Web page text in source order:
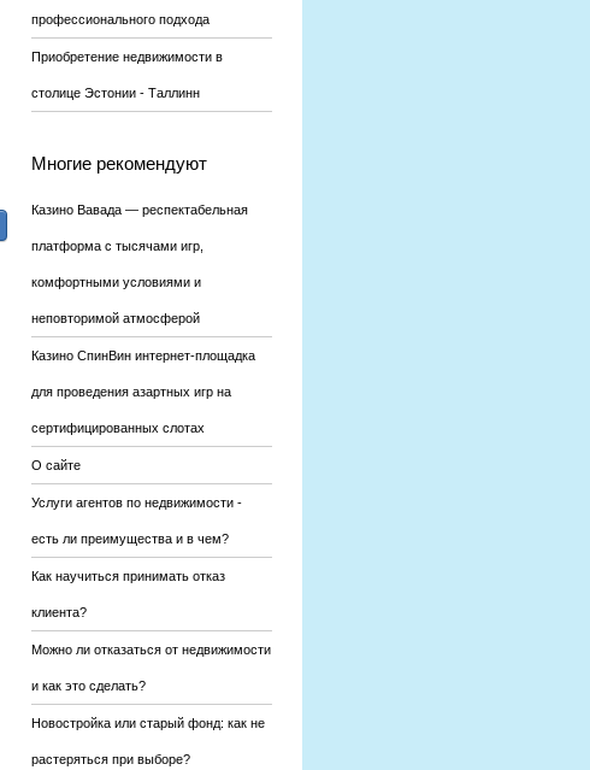
профессионального подхода
Приобретение недвижимости в
столице Эстонии - Таллинн
Многие рекомендуют
Казино Вавада — респектабельная
платформа с тысячами игр,
комфортными условиями и
неповторимой атмосферой
Казино СпинВин интернет-площадка
для проведения азартных игр на
сертифицированных слотах
О сайте
Услуги агентов по недвижимости -
есть ли преимущества и в чем?
Как научиться принимать отказ
клиента?
Можно ли отказаться от недвижимости
и как это сделать?
Новостройка или старый фонд: как не
растеряться при выборе?